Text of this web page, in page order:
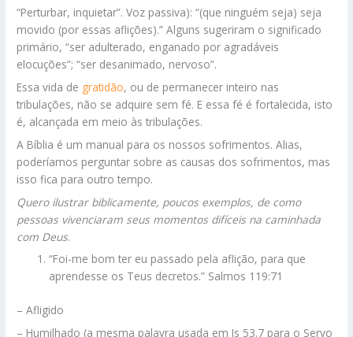
“Perturbar, inquietar”. Voz passiva): “(que ninguém seja) seja
movido (por essas aflições).” Alguns sugeriram o significado
primário, “ser adulterado, enganado por agradáveis ​​
elocuções”; “ser desanimado, nervoso”.
Essa vida de gratidão, ou de permanecer inteiro nas
tribulações, não se adquire sem fé. E essa fé é fortalecida, isto
é, alcançada em meio às tribulações.
A Bíblia é um manual para os nossos sofrimentos. Alias,
poderíamos perguntar sobre as causas dos sofrimentos, mas
isso fica para outro tempo.
Quero ilustrar biblicamente, poucos exemplos, de como
pessoas vivenciaram seus momentos difíceis na caminhada
com Deus.
“Foi-me bom ter eu passado pela aflição, para que
aprendesse os Teus decretos.” Salmos 119:71
– Afligido
– Humilhado (a mesma palavra usada em Is 53.7 para o Servo